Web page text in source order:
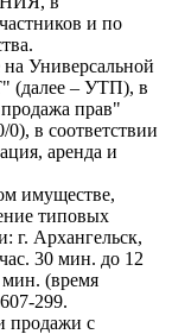
и по
Универсальной
(далее – УТП), в
прав"
в соответствии
аренда и
имуществе,
типовых
г. Архангельск,
30 мин. до 12
мин. (время
299.
продажи с